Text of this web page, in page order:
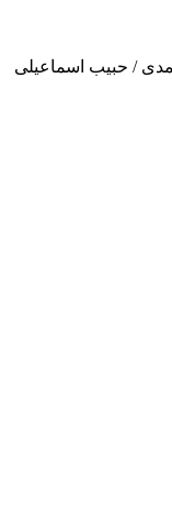
/ حبیب اسماعیلی